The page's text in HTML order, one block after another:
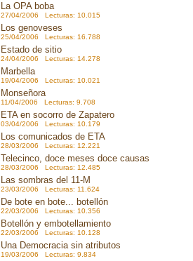
La OPA boba
27/04/2006 Lecturas: 10.015
Los genoveses
25/04/2006 Lecturas: 16.788
Estado de sitio
24/04/2006 Lecturas: 14.278
Marbella
19/04/2006 Lecturas: 10.021
Monseñora
11/04/2006 Lecturas: 9.708
ETA en socorro de Zapatero
03/04/2006 Lecturas: 10.179
Los comunicados de ETA
28/03/2006 Lecturas: 12.221
Telecinco, doce meses doce causas
28/03/2006 Lecturas: 12.485
Las sombras del 11-M
23/03/2006 Lecturas: 11.624
De bote en bote... botellón
22/03/2006 Lecturas: 10.356
Botellón y embotellamiento
22/03/2006 Lecturas: 10.128
Una Democracia sin atributos
19/03/2006 Lecturas: 9.834